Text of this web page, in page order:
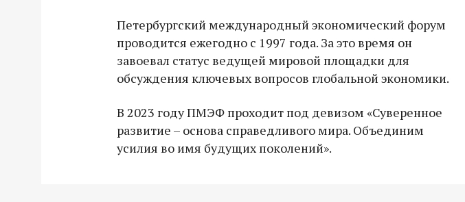
Петербургский международный экономический форум
проводится ежегодно с 1997 года. За это время он
завоевал статус ведущей мировой площадки для
обсуждения ключевых вопросов глобальной экономики.
В 2023 году ПМЭФ проходит под девизом «Суверенное
развитие – основа справедливого мира. Объединим
усилия во имя будущих поколений».